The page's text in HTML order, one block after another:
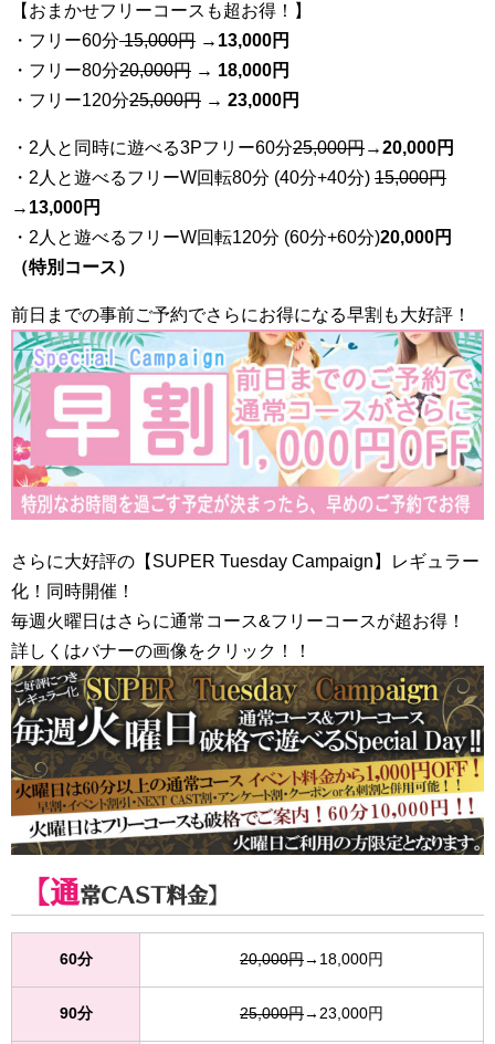
【おまかせフリーコースも超お得！】
・フリー60分15,000円 → 13,000円
・フリー80分20,000円 → 18,000円
・フリー120分25,000円 → 23,000円
・2人と同時に遊べる3Pフリー60分25,000円→20,000円
・2人と遊べるフリーW回転80分 (40分+40分) 15,000円
→ 13,000円
・2人と遊べるフリーW回転120分 (60分+60分)20,000円
（特別コース）
前日までの事前ご予約でさらにお得になる早割も大好評！
さらに大好評の【SUPER Tuesday Campaign】レギュラー
化！同時開催！
毎週火曜日はさらに通常コース&フリーコースが超お得！
詳しくはバナーの画像をクリック！！
【通常CAST料金】
60分 20,000円→18,000円
90分 25,000円→23,000円